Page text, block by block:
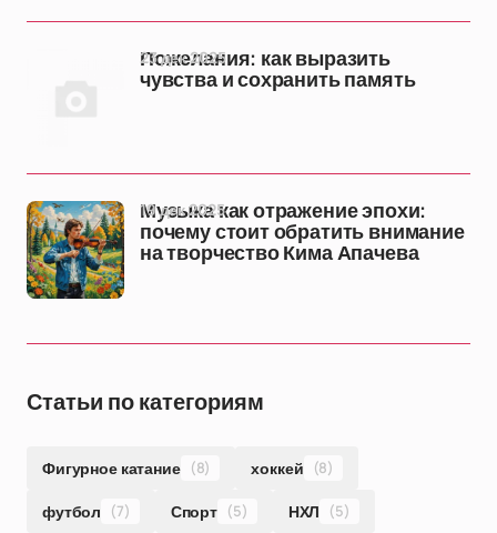
Пожелания: как выразить
чувства и сохранить память
23 дек 2025
Музыка как отражение эпохи:
почему стоит обратить внимание
на творчество Кима Апачева
19 дек 2025
Статьи по категориям
Фигурное катание (8) хоккей (8)
футбол (7) Спорт (5) НХЛ (5)